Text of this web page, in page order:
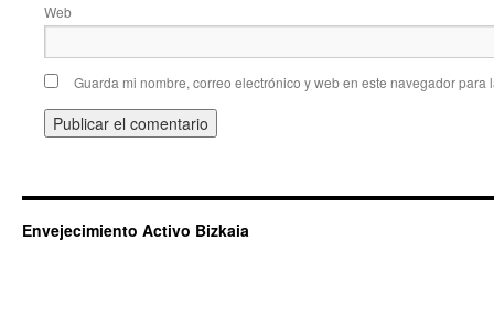
Web
Guarda mi nombre, correo electrónico y web en este navegador para
Envejecimiento Activo Bizkaia